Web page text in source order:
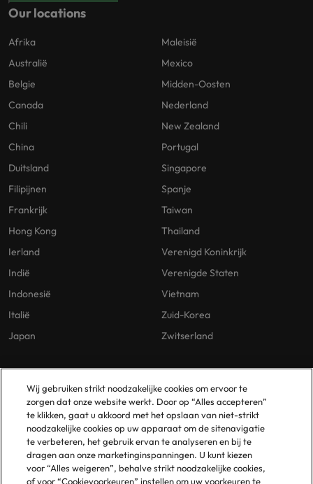
Our locations
Afrika
Australië
Belgie
Canada
Chili
China
Duitsland
Filipijnen
Frankrijk
Hong Kong
Ierland
Indië
Indonesië
Italië
Japan
Maleisië
Mexico
Midden-Oosten
Nederland
New Zealand
Portugal
Singapore
Spanje
Taiwan
Thailand
Verenigd Koninkrijk
Verenigde Staten
Vietnam
Zuid-Korea
Zwitserland
Our Policies
Privacybeleid
Cookies Policy
Policy Library
Gelijke Behandeling
Vestigingen
Amsterdam
Eindhoven
Rotterdam
Wij gebruiken strikt noodzakelijke cookies om ervoor te
zorgen dat onze website werkt. Door op “Alles accepteren”
te klikken, gaat u akkoord met het opslaan van niet-strikt
noodzakelijke cookies op uw apparaat om de sitenavigatie
te verbeteren, het gebruik ervan te analyseren en bij te
dragen aan onze marketinginspanningen. U kunt kiezen
voor “Alles weigeren”, behalve strikt noodzakelijke cookies,
of voor “Cookievoorkeuren” instellen om uw voorkeuren te